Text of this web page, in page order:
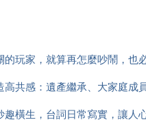
玩家，就算再怎麼吵鬧，也
共感：遺產繼承、大家庭成
橫生，台詞日常寫實，讓人